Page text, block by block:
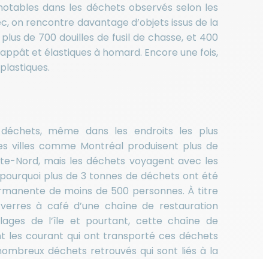
dans les déchets observés selon les
on rencontre davantage d’objets issus de la
de 700 douilles de fusil de chasse, et 400
et élastiques à homard. Encore une fois,
même dans les endroits les plus
villes comme Montréal produisent plus de
Nord, mais les déchets voyagent avec les
plus de 3 tonnes de déchets ont été
de moins de 500 personnes. À titre
à café d’une chaîne de restauration
de l’île et pourtant, cette chaîne de
les courant qui ont transporté ces déchets
déchets retrouvés qui sont liés à la